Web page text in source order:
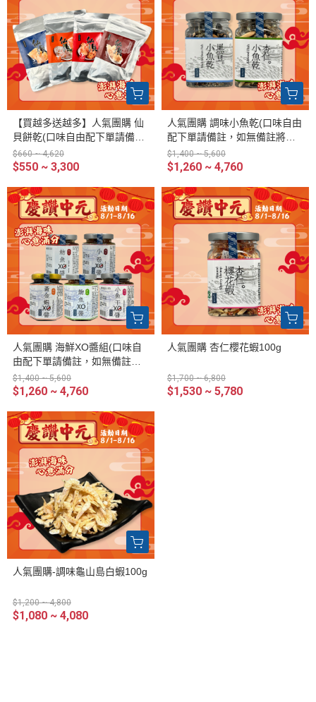
【買越多送越多】人氣團購 仙
貝餅乾(口味自由配下單請備
註，如無備註將隨機出貨)
$660 ~ 4,620
$550 ~ 3,300
人氣團購 調味小魚乾(口味自由
配下單請備註，如無備註將隨
機出貨)
$1,400 ~ 5,600
$1,260 ~ 4,760
人氣團購 海鮮XO醬組(口味自
由配下單請備註，如無備註將
隨機出貨)
$1,400 ~ 5,600
$1,260 ~ 4,760
人氣團購 杏仁櫻花蝦100g
$1,700 ~ 6,800
$1,530 ~ 5,780
人氣團購-調味龜山島白蝦100g
$1,200 ~ 4,800
$1,080 ~ 4,080